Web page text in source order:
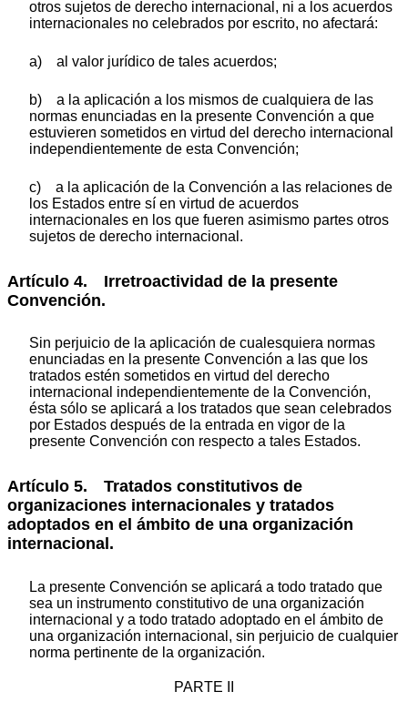
otros sujetos de derecho internacional, ni a los acuerdos
internacionales no celebrados por escrito, no afectará:
a) al valor jurídico de tales acuerdos;
b) a la aplicación a los mismos de cualquiera de las
normas enunciadas en la presente Convención a que
estuvieren sometidos en virtud del derecho internacional
independientemente de esta Convención;
c) a la aplicación de la Convención a las relaciones de
los Estados entre sí en virtud de acuerdos
internacionales en los que fueren asimismo partes otros
sujetos de derecho internacional.
Artículo 4. Irretroactividad de la presente
Convención.
Sin perjuicio de la aplicación de cualesquiera normas
enunciadas en la presente Convención a las que los
tratados estén sometidos en virtud del derecho
internacional independientemente de la Convención,
ésta sólo se aplicará a los tratados que sean celebrados
por Estados después de la entrada en vigor de la
presente Convención con respecto a tales Estados.
Artículo 5. Tratados constitutivos de
organizaciones internacionales y tratados
adoptados en el ámbito de una organización
internacional.
La presente Convención se aplicará a todo tratado que
sea un instrumento constitutivo de una organización
internacional y a todo tratado adoptado en el ámbito de
una organización internacional, sin perjuicio de cualquier
norma pertinente de la organización.
PARTE II